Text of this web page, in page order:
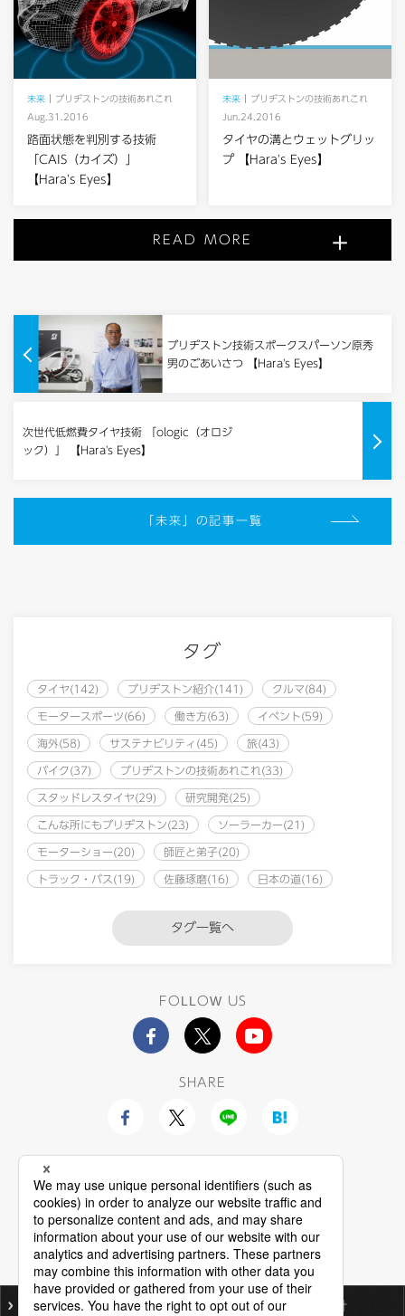
路面状態を判別する技術
「CAIS（カイズ）」
【Hara's Eyes】
未来
ブリヂストンの技術あれこれ
Aug.31.2016
タイヤの溝とウェットグリッ
プ 【Hara's Eyes】
未来
ブリヂストンの技術あれこれ
Jun.24.2016
READ MORE
ブリヂストン技術スポークスパーソン原秀
男のごあいさつ 【Hara's Eyes】
次世代低燃費タイヤ技術 「ologic（オロジ
ック）」 【Hara's Eyes】
「未来」の記事一覧
タグ
タイヤ(142) ブリヂストン紹介(141) クルマ(84)
モータースポーツ(66) 働き方(63) イベント(59)
海外(58) サステナビリティ(45) 旅(43)
バイク(37) ブリヂストンの技術あれこれ(33)
スタッドレスタイヤ(29) 研究開発(25)
こんな所にもブリヂストン(23) ソーラーカー(21)
モーターショー(20) 師匠と弟子(20)
トラック・バス(19) 佐藤琢磨(16) 日本の道(16)
タグ一覧へ
FOLLOW US
SHARE
ご利用にあたって 個人情報保護基本方針